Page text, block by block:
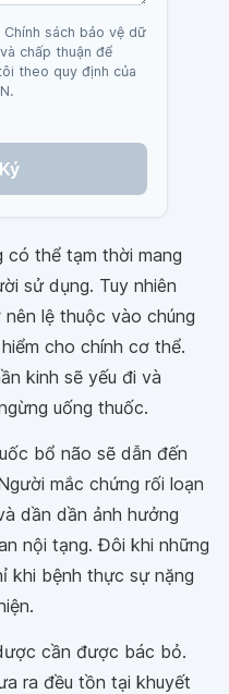
sách bảo vệ dữ
chấp thuận để
theo quy định của
có thể tạm thời mang
sử dụng. Tuy nhiên
lệ thuộc vào chúng
cho chính cơ thể.
kinh sẽ yếu đi và
uống thuốc.
bổ não sẽ dẫn đến
mắc chứng rối loạn
dần dần ảnh hưởng
nội tạng. Đôi khi những
khi bệnh thực sự nặng
cần được bác bỏ.
ra đều tồn tại khuyết